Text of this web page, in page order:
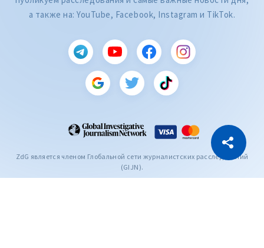
Скопировать ссылку
а также на: YouTube, Facebook, Instagram и TikTok.
ZdG является членом Глобальной сети журналистских расследований
(GIJN).
CITEȘTE